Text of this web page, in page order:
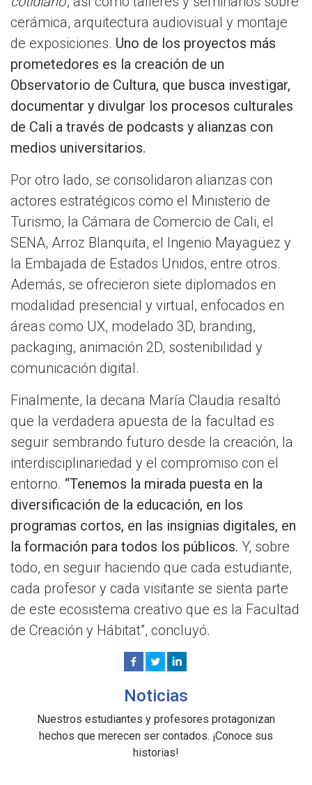
cerámica, arquitectura audiovisual y montaje
de exposiciones. Uno de los proyectos más
prometedores es la creación de un
Observatorio de Cultura, que busca investigar,
documentar y divulgar los procesos culturales
de Cali a través de podcasts y alianzas con
medios universitarios.
Por otro lado, se consolidaron alianzas con
actores estratégicos como el Ministerio de
Turismo, la Cámara de Comercio de Cali, el
SENA, Arroz Blanquita, el Ingenio Mayagüez y
la Embajada de Estados Unidos, entre otros.
Además, se ofrecieron siete diplomados en
modalidad presencial y virtual, enfocados en
áreas como UX, modelado 3D, branding,
packaging, animación 2D, sostenibilidad y
comunicación digital.
Finalmente, la decana María Claudia resaltó
que la verdadera apuesta de la facultad es
seguir sembrando futuro desde la creación, la
interdisciplinariedad y el compromiso con el
entorno. “Tenemos la mirada puesta en la
diversificación de la educación, en los
programas cortos, en las insignias digitales, en
la formación para todos los públicos. Y, sobre
todo, en seguir haciendo que cada estudiante,
cada profesor y cada visitante se sienta parte
de este ecosistema creativo que es la Facultad
de Creación y Hábitat”, concluyó.
Noticias
Nuestros estudiantes y profesores protagonizan
hechos que merecen ser contados. ¡Conoce sus
historias!